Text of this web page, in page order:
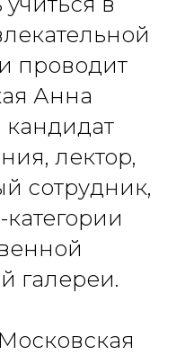
проводит
Анна
лектор,
сотрудник,
категории
галереи.